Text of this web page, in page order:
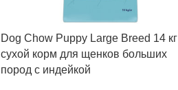
Dog Chow Puppy Large Breed 14 кг
сухой корм для щенков больших
пород с индейкой